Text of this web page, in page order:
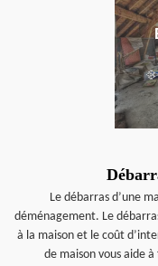
Le débarras d’une
déménagement. Le
à la maison et le coût
de maison vous aide